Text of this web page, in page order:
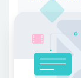
限时活动：
收藏